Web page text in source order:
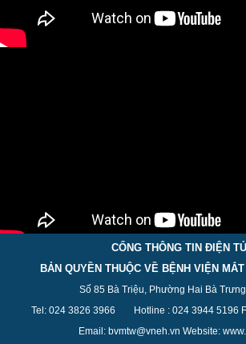
CỔNG THÔNG TIN ĐIỆN
BẢN QUYỀN THUỘC VỀ BỆNH VIỆN
Số 85 Bà Triệu, Phường Hai Bà
Tel: 024 3826 3966 Hotline : 024 3944 5196
Email: bvmtw@vneh.vn Website: